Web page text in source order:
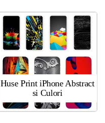
Huse Print iPhone Abstract
si Culori